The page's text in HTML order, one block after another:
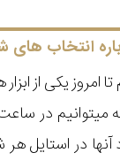
انتخاب های
امروز یکی از
میتوانیم در
آنها در استایل